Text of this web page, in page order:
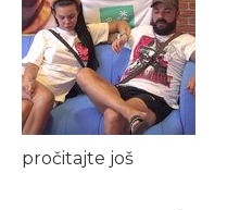
pročitajte još